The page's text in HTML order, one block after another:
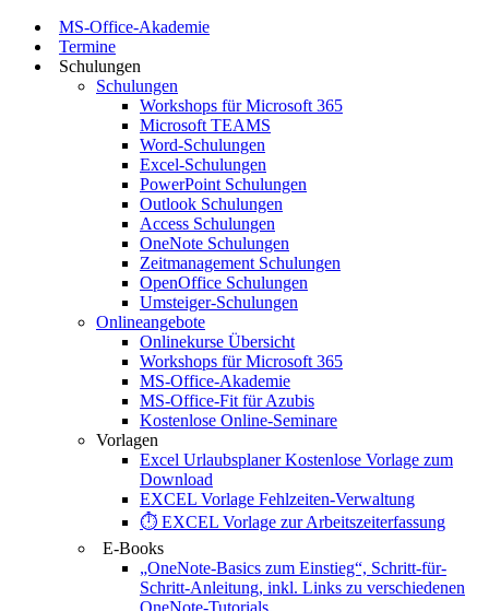
MS-Office-Akademie
Termine
Schulungen
Schulungen
Workshops für Microsoft 365
Microsoft TEAMS
Word-Schulungen
Excel-Schulungen
PowerPoint Schulungen
Outlook Schulungen
Access Schulungen
OneNote Schulungen
Zeitmanagement Schulungen
OpenOffice Schulungen
Umsteiger-Schulungen
Onlineangebote
Onlinekurse Übersicht
Workshops für Microsoft 365
MS-Office-Akademie
MS-Office-Fit für Azubis
Kostenlose Online-Seminare
Vorlagen
Excel Urlaubsplaner Kostenlose Vorlage zum
Download
EXCEL Vorlage Fehlzeiten-Verwaltung
⏱️ EXCEL Vorlage zur Arbeitszeiterfassung
E-Books
„OneNote-Basics zum Einstieg“, Schritt-für-
Schritt-Anleitung, inkl. Links zu verschiedenen
OneNote-Tutorials.